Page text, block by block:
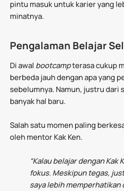
pintu masuk untuk karier yang
minatnya.
Pengalaman Belajar
Di awal bootcampterasa cukup
berbeda jauh dengan apa yang
sebelumnya. Namun, justru dari
banyak hal baru.
Salah satu momen paling
oleh mentor Kak Ken.
“Kalau belajar dengan Kak
fokus. Meskipun tegas,
saya lebih memperhatikan